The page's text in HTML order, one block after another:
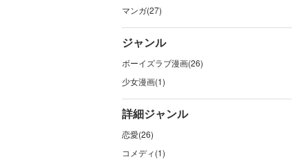
マンガ(27)
ジャンル
ボーイズラブ漫画(26)
少女漫画(1)
詳細ジャンル
恋愛(26)
コメディ(1)